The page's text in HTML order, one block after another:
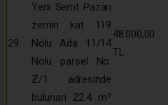
29
Yeni Semt Pazarı
zemin kat 119
Nolu Ada 11/14
Nolu parsel No:
Z/1 adresinde
bulunan 22.4 m²
48.000,00
TL